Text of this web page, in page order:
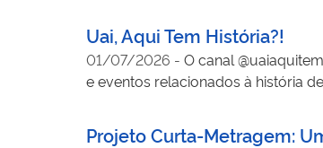
ficam fora dos circuitos
formação crítica de públicos e
obras, promovendo novos
Uai, Aqui Tem História?!
01/07/2026 - O canal
e eventos relacionados à história
Projeto Curta-Metragem: